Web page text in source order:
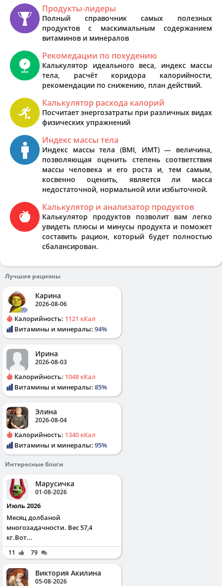
Продукты-лидеры
Полный справочник самых полезных
продуктов с маскимальным содержанием
витаминов и минералов
Рекомедации по похудению
Калькулятор идеального веса, индекс массы
тела, расчёт коридора калорийности,
рекомендации по снижению, план действий.
Калькулятор расхода калорий
Посчитает энергозатраты при различных видах
физических упражнений
Индекс массы тела
Индекс массы тела (BMI, ИМТ) — величина,
позволяющая оценить степень соответствия
массы человека и его роста и, тем самым,
косвенно оценить, является ли масса
недостаточной, нормальной или избыточной.
Калькулятор и анализатор продуктов
Калькулятор продуктов позволит вам легко
увидеть плюсы и минусы продукта и поможет
составить рацион, который будет полностью
сбалансирован.
Лучшие рационы
Карина
2026-08-06
Калорийность: 1121 кКал
Витамины и минералы: 94%
Ирина
2026-08-03
Калорийность: 1048 кКал
Витамины и минералы: 85%
Элина
2026-08-04
Калорийность: 1340 кКал
Витамины и минералы: 95%
Интересные блоги
Марусичка
01-08-2026
Июль 2026
Месяц долбаной
многозадачности. Вес 57,4
кг.Вот...
11 79
Виктория Акилина
05-08-2026